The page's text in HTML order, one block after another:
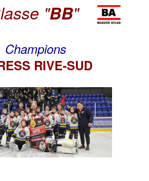
"BB"
Champions
RIVE-SUD